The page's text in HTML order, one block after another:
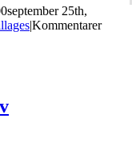
september 25th,
|Kommentarer